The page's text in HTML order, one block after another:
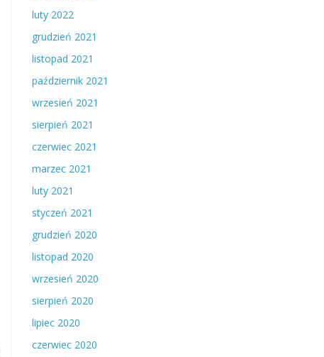
luty 2022
grudzień 2021
listopad 2021
październik 2021
wrzesień 2021
sierpień 2021
czerwiec 2021
marzec 2021
luty 2021
styczeń 2021
grudzień 2020
listopad 2020
wrzesień 2020
sierpień 2020
lipiec 2020
czerwiec 2020